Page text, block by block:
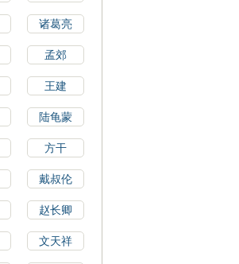
诸葛亮
孟郊
王建
陆龟蒙
方干
戴叔伦
赵长卿
文天祥